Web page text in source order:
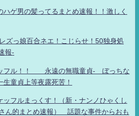
ハゲ男の髪ってるまとめ速報！！激しく
ズっ娘百合ネエ！こじらせ！50独身処
報-
フル！！ 永遠の無職童貞- ぼっちな
生童貞上等夜露死苦！
ッフルまっくす！（新・ナンノひゃくし
ん的まとめ速報） 話題な事件からおも